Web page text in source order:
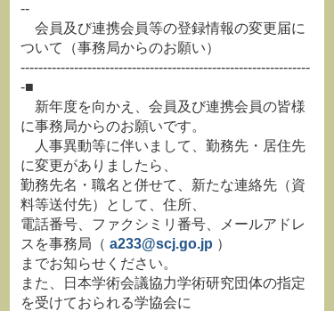
--
会員及び連携会員等の登録情報の変更届に
ついて（事務局からのお願い）
-----------------------------------------------------------------
-■
新年度を向かえ、会員及び連携会員の皆様
に事務局からのお願いです。
人事異動等に伴いまして、勤務先・居住先
に変更がありましたら、
勤務先名・職名と併せて、新たな連絡先（資
料等送付先）として、住所、
電話番号、ファクシミリ番号、メールアドレ
スを事務局（ a233@scj.go.jp ）
までお知らせください。
また、日本学術会議協力学術研究団体の指定
を受けておられる学協会に